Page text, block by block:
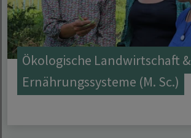
Ökologische Landwirtschaft &
Ernährungssysteme (M. Sc.)